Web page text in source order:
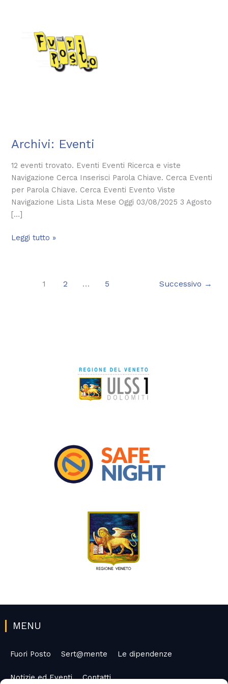
contenuto
Archivi: Eventi
12 eventi trovato. Eventi Eventi Ricerca e viste
Navigazione Cerca Inserisci Parola Chiave. Cerca Eventi
per Parola Chiave. Cerca Eventi Evento Viste
Navigazione Lista Lista Mese Oggi 03/08/2025 3 Agosto
[…]
LA
ROSA
a
Feltre
–
GIRO
Leggi tutto »
1 2 … 5 Successivo →
MENU
Fuori Posto Sert@mente Le dipendenze
Notizie ed Eventi Contatti